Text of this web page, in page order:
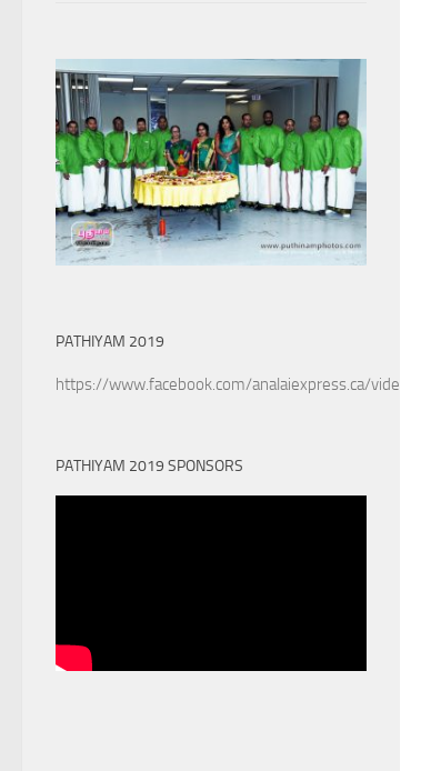
PATHIYAM 2019
https://www.facebook.com/analaiexpress.ca/videos/
PATHIYAM 2019 SPONSORS